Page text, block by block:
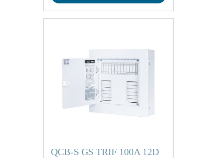
QCB-S GS TRIF 100A 12D